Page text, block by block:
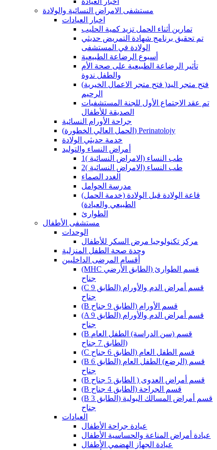
مستشفى الامراض النسائية والولادة
اخبار العيادات
تمارين أثناء الحمل تزيد كمية الحليب
تم تحقيق برنامج شهادة التمريض حديثي
الولادة في المستشفى
أسبوع الرضاعة الطبيعية
تأثير الرضاعة الطبيعية على صحة الأم
والطفل ندوة
(فتح متجر الاعمال الخيرية )فتح متجر اليد
الرحيم
تم عقد الاجتماع الأول للجنة المستشفيات
الصديقة للأطفال
جراحة الأورام النسائية
(الحمل العالي الخطورة) Perinatolojy
خدمة حديثي الولادة
أمراض النساء والتوليد
طب النساء (الامراض النسائية )1
طب النساء (الامراض النسائية )2
الغدد الصماء
مدرسة الحوامل
(قاعة الولادة قبل الولادة (خدمة الحمل
الطبيعي والعيادة)
الطوارئ
مستشفى الأطفال
الوحدات
مركز تكنولوجيا مرض السكر للأطفال
وحدة صحة الطفل المنزلية
أقسام المرضى الداخليين
(MHC قسم الطوارئ (الطابق الأرضي
جناح
(C قسم أمراض الدم والأورام (الطابق 9
جناح
(B قسم الأورام (الطابق 9 جناح
(A قسم أمراض الدم والأورام (الطابق 9
جناح
(B قسم (سن الدراسة) الطفل العام
(الطابق 7 جناح
(C قسم الطفل العام (الطابق 6 جناح
(B قسم (الرضع) الطفل العام (الطابق 6
جناح
(B قسم أمراض العدوى ( الطابق 5 جناح
(B قسم الجراحة (الطابق 4 جناح
(B قسم أمراض المسالك البولية (الطابق 3
جناح
العيادات
عيادة جراحة الأطفال
عيادة أمراض المناعة والحساسية الأطفال
عيادة الجهاز الهضمي الأطفال